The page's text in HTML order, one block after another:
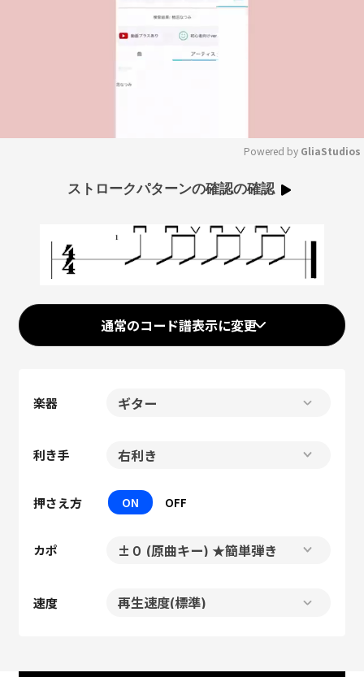
Powered by GliaStudios
ストロークパターンの確認の確認
通常のコード譜表示に変更
楽器
利き手
押さえ方 ON OFF
カポ
速度